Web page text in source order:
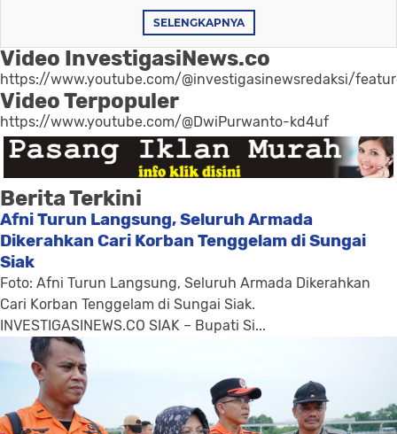
SELENGKAPNYA
Video InvestigasiNews.co
https://www.youtube.com/@investigasinewsredaksi/
Video Terpopuler
https://www.youtube.com/@DwiPurwanto-kd4uf
Berita Terkini
Afni Turun Langsung, Seluruh Armada
Dikerahkan Cari Korban Tenggelam di Sungai
Siak
Foto: Afni Turun Langsung, Seluruh Armada Dikerahkan
Cari Korban Tenggelam di Sungai Siak.
INVESTIGASINEWS.CO SIAK – Bupati Si...